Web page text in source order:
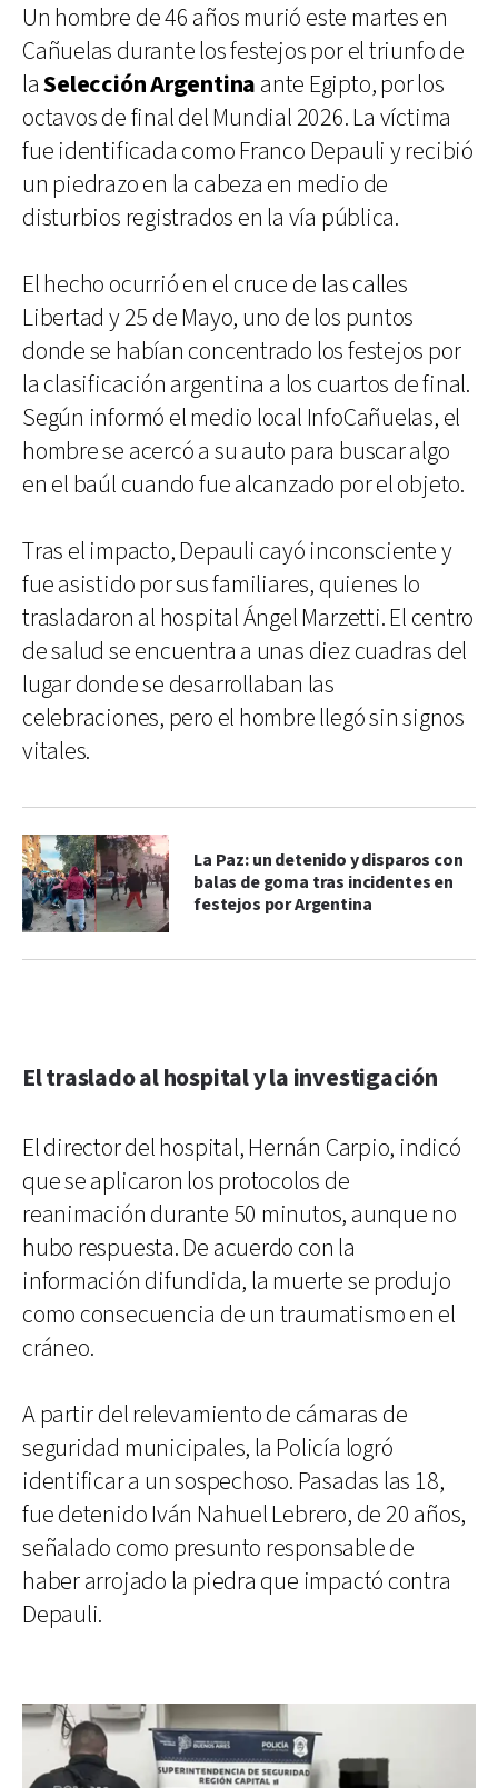
Un hombre de 46 años murió este martes en
Cañuelas durante los festejos por el triunfo de
laSelección Argentina ante Egipto, por los
octavos de final del Mundial 2026. La víctima
fue identificada como Franco Depauli y recibió
un piedrazo en la cabeza en medio de
disturbios registrados en la vía pública.
El hecho ocurrió en el cruce de las calles
Libertad y 25 de Mayo, uno de los puntos
donde se habían concentrado los festejos por
la clasificación argentina a los cuartos de final.
Según informó el medio local InfoCañuelas, el
hombre se acercó a su auto para buscar algo
en el baúl cuando fue alcanzado por el objeto.
Tras el impacto, Depauli cayó inconsciente y
fue asistido por sus familiares, quienes lo
trasladaron al hospital Ángel Marzetti. El centro
de salud se encuentra a unas diez cuadras del
lugar donde se desarrollaban las
celebraciones, pero el hombre llegó sin signos
vitales.
La Paz: un detenido y disparos con
balas de goma tras incidentes en
festejos por Argentina
El traslado al hospital y la investigación
El director del hospital, Hernán Carpio, indicó
que se aplicaron los protocolos de
reanimación durante 50 minutos, aunque no
hubo respuesta. De acuerdo con la
información difundida, la muerte se produjo
como consecuencia de un traumatismo en el
cráneo.
A partir del relevamiento de cámaras de
seguridad municipales, la Policía logró
identificar a un sospechoso. Pasadas las 18,
fue detenido Iván Nahuel Lebrero, de 20 años,
señalado como presunto responsable de
haber arrojado la piedra que impactó contra
Depauli.